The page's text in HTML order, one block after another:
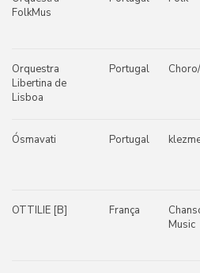
FolkMus
Orquestra
Libertina de
Lisboa
Portugal
Ósmavati Portugal
OTTILIE [B] França
Music